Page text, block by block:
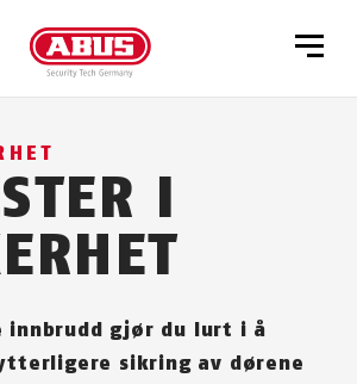
I
innbrudd gjør du lurt i å
sikring av dørene